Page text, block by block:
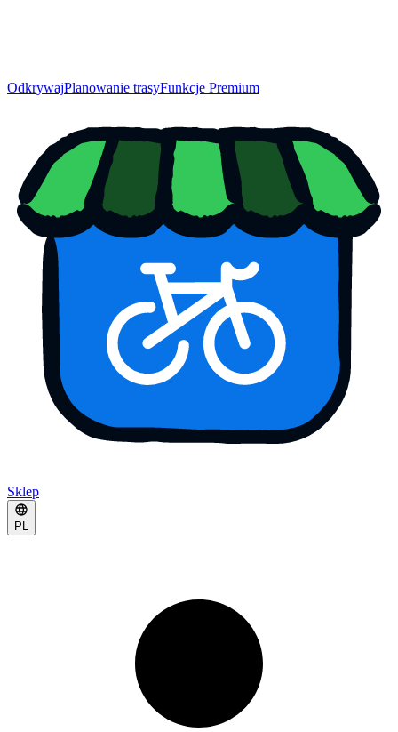
OdkrywajPlanowanie trasyFunkcje Premium
Sklep
PL